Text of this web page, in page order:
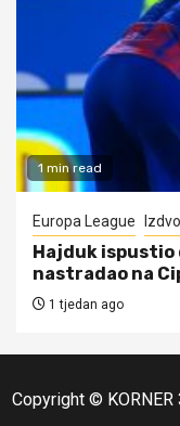
1 min read
Europa League
Hajduk ispustio
nastradao na
1 tjedan ago
Copyright © KORNER